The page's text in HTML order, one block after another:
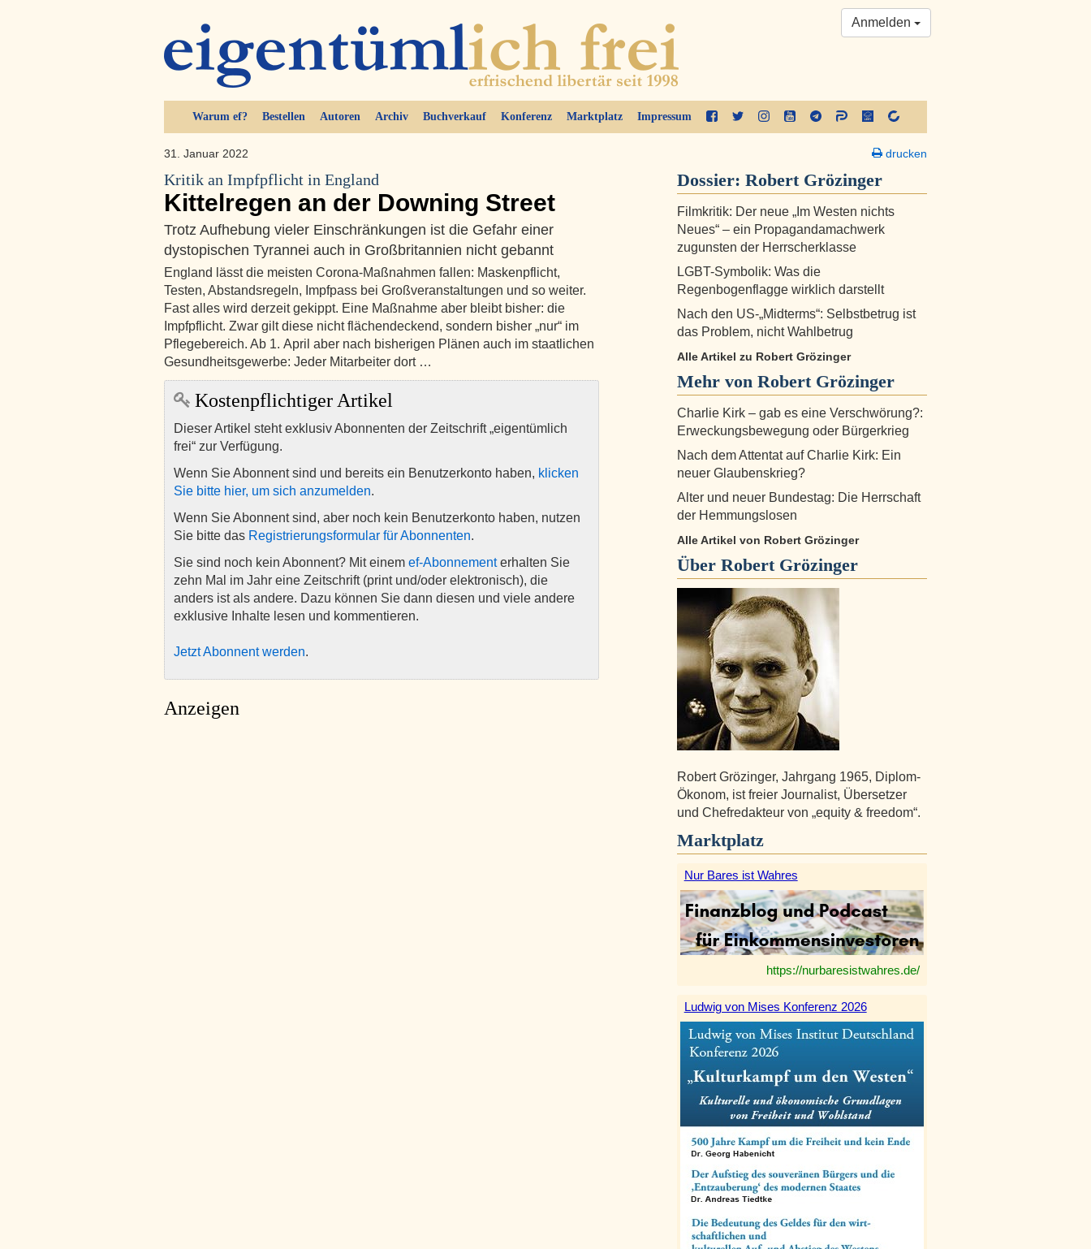
Warum ef? Bestellen Autoren Archiv Buchverkauf Konferenz Marktplatz Impressum
Anmelden
31. Januar 2022
Kritik an Impfpflicht in England
Kittelregen an der Downing Street
Trotz Aufhebung vieler Einschränkungen ist die Gefahr einer
dystopischen Tyrannei auch in Großbritannien nicht gebannt
England lässt die meisten Corona-Maßnahmen fallen: Maskenpflicht,
Testen, Abstandsregeln, Impfpass bei Großveranstaltungen und so weiter.
Fast alles wird derzeit gekippt. Eine Maßnahme aber bleibt bisher: die
Impfpflicht. Zwar gilt diese nicht flächendeckend, sondern bisher „nur“ im
Pflegebereich. Ab 1. April aber nach bisherigen Plänen auch im staatlichen
Gesundheitsgewerbe: Jeder Mitarbeiter dort …
Kostenpflichtiger Artikel
Dieser Artikel steht exklusiv Abonnenten der Zeitschrift „eigentümlich
frei“ zur Verfügung.
Wenn Sie Abonnent sind und bereits ein Benutzerkonto haben, klicken
Sie bitte hier, um sich anzumelden.
Wenn Sie Abonnent sind, aber noch kein Benutzerkonto haben, nutzen
Sie bitte das Registrierungsformular für Abonnenten.
Sie sind noch kein Abonnent? Mit einem ef-Abonnementerhalten Sie
zehn Mal im Jahr eine Zeitschrift (print und/oder elektronisch), die
anders ist als andere. Dazu können Sie dann diesen und viele andere
exklusive Inhalte lesen und kommentieren.
Jetzt Abonnent werden.
Anzeigen
drucken
Dossier: Robert Grözinger
Filmkritik: Der neue „Im Westen nichts
Neues“ – ein Propagandamachwerk
zugunsten der Herrscherklasse
LGBT-Symbolik: Was die
Regenbogenflagge wirklich darstellt
Nach den US-„Midterms“: Selbstbetrug ist
das Problem, nicht Wahlbetrug
Alle Artikel zu Robert Grözinger
Mehr von Robert Grözinger
Charlie Kirk – gab es eine Verschwörung?:
Erweckungsbewegung oder Bürgerkrieg
Nach dem Attentat auf Charlie Kirk: Ein
neuer Glaubenskrieg?
Alter und neuer Bundestag: Die Herrschaft
der Hemmungslosen
Alle Artikel von Robert Grözinger
Über Robert Grözinger
Robert Grözinger, Jahrgang 1965, Diplom-
Ökonom, ist freier Journalist, Übersetzer
und Chefredakteur von „equity & freedom“.
Marktplatz
Nur Bares ist Wahres
https://nurbaresistwahres.de/
Ludwig von Mises Konferenz 2026